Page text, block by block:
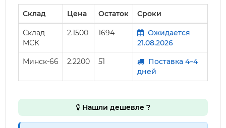
Склад Цена Остаток Сроки
Склад
МСК
2.1500 1694
Ожидается
21.08.2026
Минск-66 2.2200 51
Поставка 4–4
дней
Нашли дешевле ?